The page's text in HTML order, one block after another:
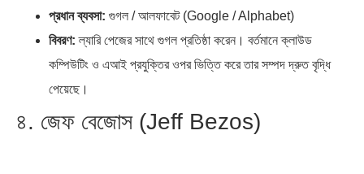
প্রধান ব্যবসা: গুগল / আলফাবেট (Google / Alphabet)
বিবরণ: ল্যারি পেজের সাথে গুগল প্রতিষ্ঠা করেন। বর্তমানে ক্লাউড
কম্পিউটিং ও এআই প্রযুক্তির ওপর ভিত্তি করে তার সম্পদ দ্রুত বৃদ্ধি
পেয়েছে।
৪. জেফ বেজোস (Jeff Bezos)